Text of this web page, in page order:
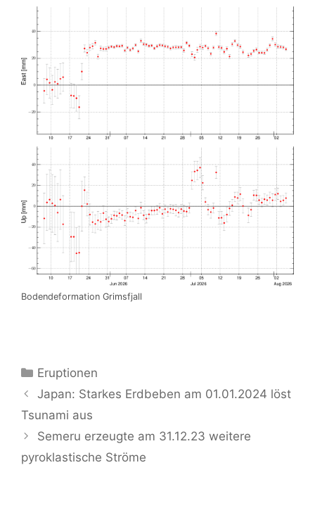
Bodendeformation Grimsfjall
Kategorien
Eruptionen
Japan: Starkes Erdbeben am 01.01.2024 löst
Tsunami aus
Semeru erzeugte am 31.12.23 weitere
pyroklastische Ströme